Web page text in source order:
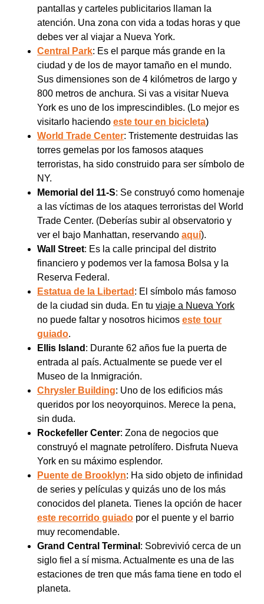
pantallas y carteles publicitarios llaman la
atención. Una zona con vida a todas horas y que
debes ver al viajar a Nueva York.
Central Park: Es el parque más grande en la
ciudad y de los de mayor tamaño en el mundo.
Sus dimensiones son de 4 kilómetros de largo y
800 metros de anchura. Si vas a visitar Nueva
York es uno de los imprescindibles. (Lo mejor es
visitarlo haciendo este tour en bicicleta)
World Trade Center: Tristemente destruidas las
torres gemelas por los famosos ataques
terroristas, ha sido construido para ser símbolo de
NY.
Memorial del 11-S: Se construyó como homenaje
a las víctimas de los ataques terroristas del World
Trade Center. (Deberías subir al observatorio y
ver el bajo Manhattan, reservando aquí).
Wall Street: Es la calle principal del distrito
financiero y podemos ver la famosa Bolsa y la
Reserva Federal.
Estatua de la Libertad : El símbolo más famoso
de la ciudad sin duda. En tu viaje a Nueva York
no puede faltar y nosotros hicimos este tour
guiado.
Ellis Island : Durante 62 años fue la puerta de
entrada al país. Actualmente se puede ver el
Museo de la Inmigración.
Chrysler Building: Uno de los edificios más
queridos por los neoyorquinos. Merece la pena,
sin duda.
Rockefeller Center: Zona de negocios que
construyó el magnate petrolífero. Disfruta Nueva
York en su máximo esplendor.
Puente de Brooklyn: Ha sido objeto de infinidad
de series y películas y quizás uno de los más
conocidos del planeta. Tienes la opción de hacer
este recorrido guiado por el puente y el barrio
muy recomendable.
Grand Central Terminal : Sobrevivió cerca de un
siglo fiel a sí misma. Actualmente es una de las
estaciones de tren que más fama tiene en todo el
planeta.